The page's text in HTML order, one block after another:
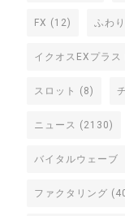
FX (12) ふわり
イクオスEXプラス
スロット (8)
ニュース (2130)
バイタルウェーブ
ファクタリング